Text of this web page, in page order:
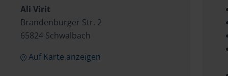
Ali Virit
Brandenburger Str. 2
65824 Schwalbach
Auf Karte anzeigen